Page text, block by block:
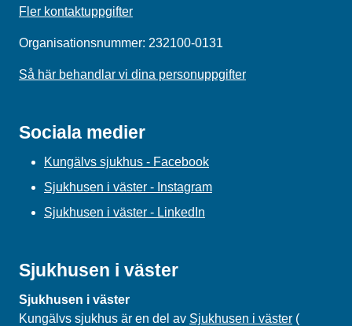
Fler kontaktuppgifter
Organisationsnummer: 232100-0131
Så här behandlar vi dina personuppgifter
Sociala medier
Kungälvs sjukhus - Facebook
Sjukhusen i väster - Instagram
Sjukhusen i väster - LinkedIn
Sjukhusen i väster
Sjukhusen i väster
Kungälvs sjukhus är en del av Sjukhusen i väster (